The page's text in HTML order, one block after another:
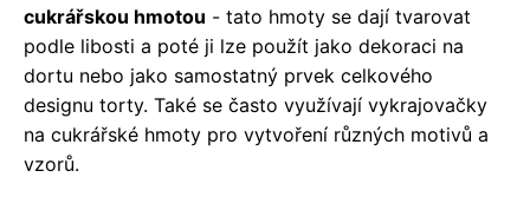
cukrářskou hmotou - tato hmoty se dají tvarovat
podle libosti a poté ji lze použít jako dekoraci na
dortu nebo jako samostatný prvek celkového
designu torty. Také se často využívají vykrajovačky
na cukrářské hmoty pro vytvoření různých motivů a
vzorů.